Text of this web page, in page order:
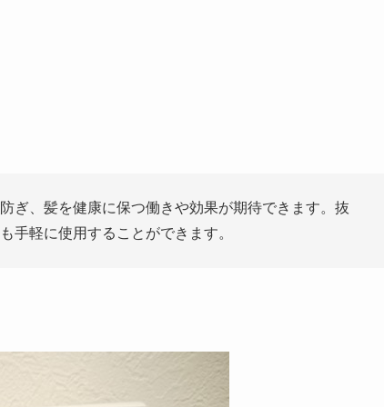
ぎ、髪を健康に保つ働きや効果が期待できます。抜
手軽に使用することができます。